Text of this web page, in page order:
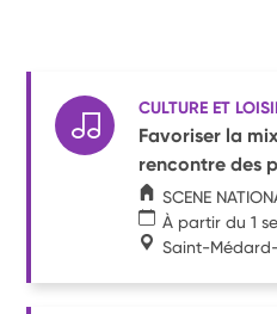
CULTURE ET
Favoriser la
rencontre des
SCENE
À partir du 1
Saint-